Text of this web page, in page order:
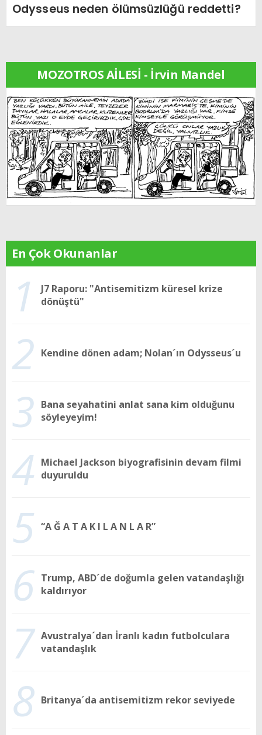
Odysseus neden ölümsüzlüğü reddetti?
MOZOTROS AİLESİ - İrvin Mandel
En Çok Okunanlar
1
J7 Raporu: "Antisemitizm küresel krize
dönüştü"
2 Kendine dönen adam; Nolan´ın Odysseus´u
3 Bana seyahatini anlat sana kim olduğunu
söyleyeyim!
4 Michael Jackson biyografisinin devam filmi
duyuruldu
5 “A Ğ A T A K I L A N L A R”
6 Trump, ABD´de doğumla gelen vatandaşlığı
kaldırıyor
7 Avustralya´dan İranlı kadın futbolculara
vatandaşlık
8 Britanya´da antisemitizm rekor seviyede